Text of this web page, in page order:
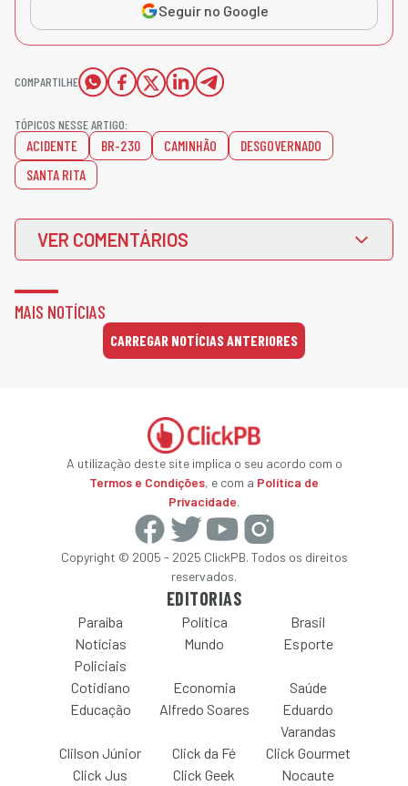
Seguir no Google
COMPARTILHE
TÓPICOS NESSE ARTIGO:
ACIDENTE BR-230 CAMINHÃO
DESGOVERNADO
SANTA RITA
VER COMENTÁRIOS
MAIS NOTÍCIAS
CARREGAR NOTÍCIAS ANTERIORES
A utilização deste site implica o seu acordo com o
Termos e Condições, e com a Política de
Privacidade.
Copyright © 2005 - 2025 ClickPB. Todos os direitos
reservados.
EDITORIAS
Paraíba Política
Brasil
Notícias
Policiais
Mundo Esporte
Cotidiano Economia
Saúde
Educação
Alfredo Soares
Eduardo
Varandas
Clilson Júnior
Click da Fé
Click Gourmet
Click Jus
Click Geek Nocaute